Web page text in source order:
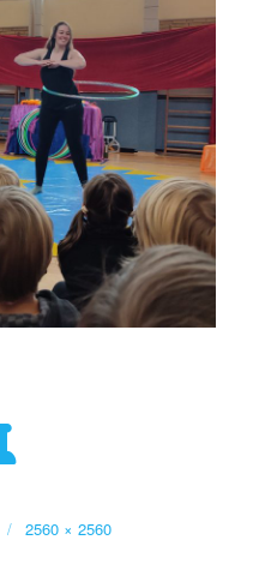
Volle
2560 × 2560